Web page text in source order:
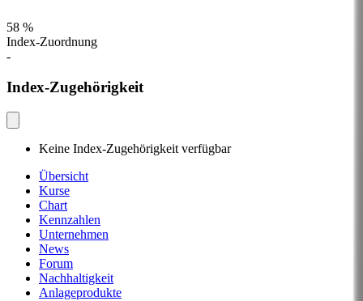
58 %
Index-Zuordnung
-
Index-Zugehörigkeit
Keine Index-Zugehörigkeit verfügbar
Übersicht
Kurse
Chart
Kennzahlen
Unternehmen
News
Forum
Nachhaltigkeit
Anlageprodukte